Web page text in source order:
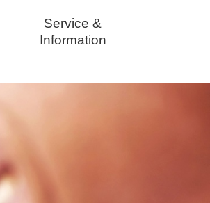
Service &
Information